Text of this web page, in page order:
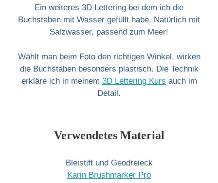
Ein weiteres 3D Lettering bei dem ich die
Buchstaben mit Wasser gefüllt habe. Natürlich mit
Salzwasser, passend zum Meer!
Wählt man beim Foto den richtigen Winkel, wirken
die Buchstaben besonders plastisch. Die Technik
erkläre ich in meinem 3D Lettering Kurs auch im
Detail.
Verwendetes Material
Bleistift und Geodreieck
Karin Brushmarker Pro